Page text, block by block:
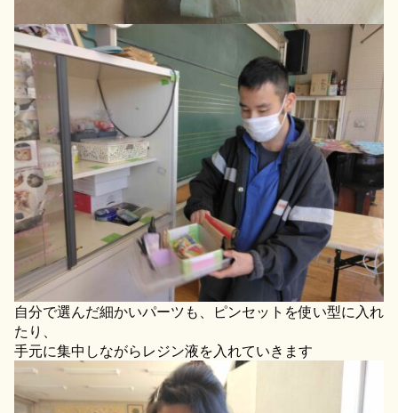
自分で選んだ細かいパーツも、ピンセットを使い型に入れ
たり、
手元に集中しながらレジン液を入れていきます